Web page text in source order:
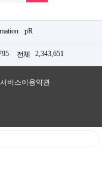
pR
전체 2,343,651
서비스이용약관